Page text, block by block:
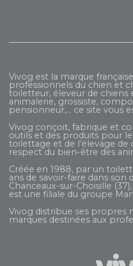
Vivog est la marque
professionnels du chien et
toiletteur, éleveur de chiens
animalerie, grossiste,
pensionneur,... ce site vous
Vivog conçoit, fabrique et
outils et des produits pour
toilettage et de l’élevage de
respect du bien-être des
Créée en 1988, par un
ans de savoir-faire dans son
Chanceaux-sur-Choisille
est une filiale du groupe
Vivog distribue ses propres
marques destinées aux